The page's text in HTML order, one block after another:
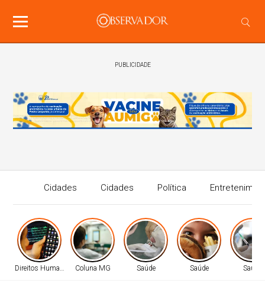
PUBLICIDADE
Cidades Cidades Política
Direitos Humanos Coluna MG Saúde Saúde Saúde